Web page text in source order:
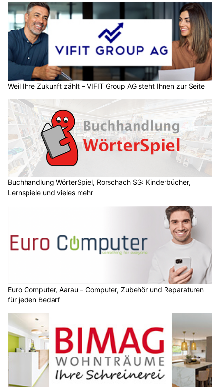
Weil Ihre Zukunft zählt – VIFIT Group AG steht Ihnen zur Seite
Buchhandlung WörterSpiel, Rorschach SG: Kinderbücher,
Lernspiele und vieles mehr
Euro Computer, Aarau – Computer, Zubehör und Reparaturen
für jeden Bedarf